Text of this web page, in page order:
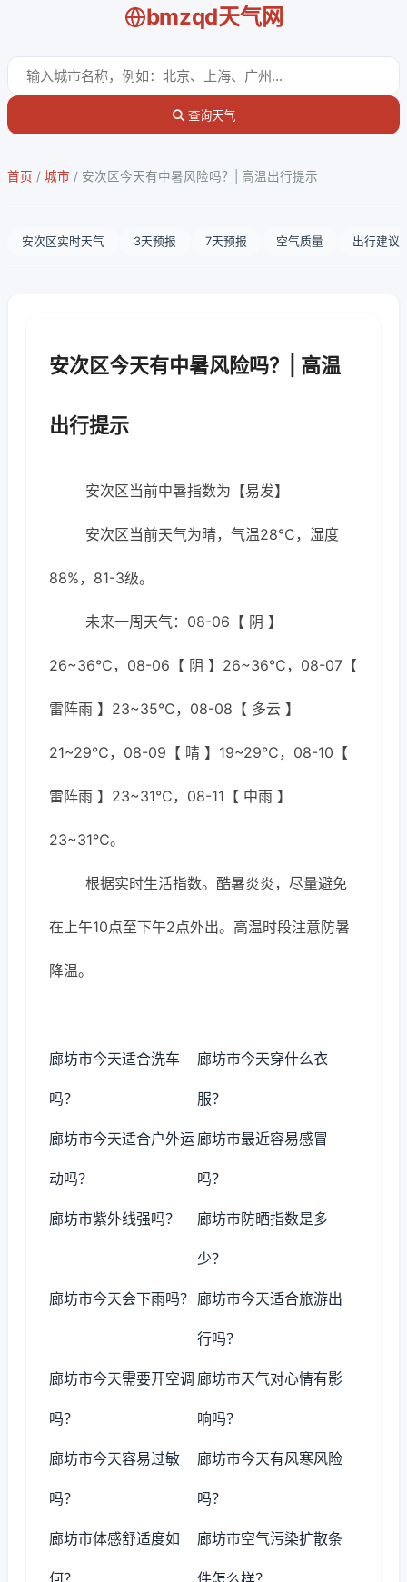
bmzqd天气网
查询天气
首页 / 城市 / 安次区今天有中暑风险吗？| 高温出行提示
安次区实时天气 3天预报 7天预报 空气质量 出行建议
安次区今天有中暑风险吗？| 高温
出行提示
安次区当前中暑指数为【易发】
安次区当前天气为晴，气温28℃，湿度
88%，81-3级。
未来一周天气：08-06【 阴 】
26~36℃，08-06【 阴 】26~36℃，08-07【
雷阵雨 】23~35℃，08-08【 多云 】
21~29℃，08-09【 晴 】19~29℃，08-10【
雷阵雨 】23~31℃，08-11【 中雨 】
23~31℃。
根据实时生活指数。酷暑炎炎，尽量避免
在上午10点至下午2点外出。高温时段注意防暑
降温。
廊坊市今天适合洗车
吗？
廊坊市今天穿什么衣
服？
廊坊市今天适合户外运
动吗？
廊坊市最近容易感冒
吗？
廊坊市紫外线强吗？ 廊坊市防晒指数是多
少？
廊坊市今天会下雨吗？ 廊坊市今天适合旅游出
行吗？
廊坊市今天需要开空调
吗？
廊坊市天气对心情有影
响吗？
廊坊市今天容易过敏
吗？
廊坊市今天有风寒风险
吗？
廊坊市体感舒适度如
何？
廊坊市空气污染扩散条
件怎么样？